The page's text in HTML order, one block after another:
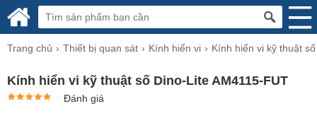
Trang chủ Thiết bị quan sát Kính hiển vi Kính hiển vi kỹ thuật số
Kính hiển vi kỹ thuật số Dino-Lite AM4115-FUT
Đánh giá